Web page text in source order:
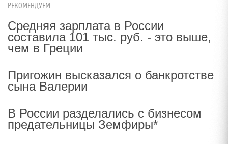
РЕКОМЕНДУЕМ
Средняя зарплата в России
составила 101 тыс. руб. - это выше,
чем в Греции
Пригожин высказался о банкротстве
сына Валерии
В России разделались с бизнесом
предательницы Земфиры*